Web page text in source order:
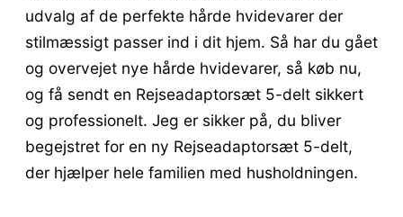
udvalg af de perfekte hårde hvidevarer der
stilmæssigt passer ind i dit hjem. Så har du gået
og overvejet nye hårde hvidevarer, så køb nu,
og få sendt en Rejseadaptorsæt 5-delt sikkert
og professionelt. Jeg er sikker på, du bliver
begejstret for en ny Rejseadaptorsæt 5-delt,
der hjælper hele familien med husholdningen.